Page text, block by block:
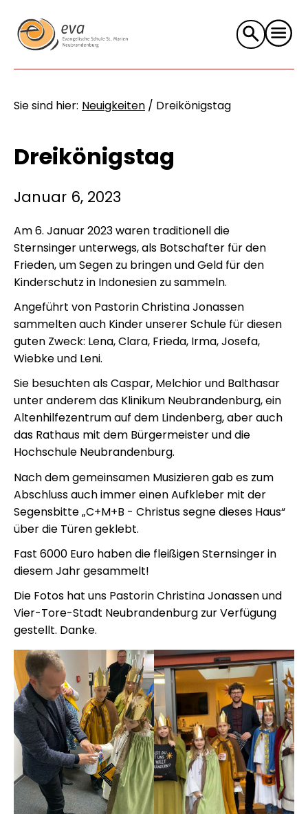
Suche
nach:
Sie sind hier: Neuigkeiten / Dreikönigstag
Dreikönigstag
Januar 6, 2023
Am 6. Januar 2023 waren traditionell die
Sternsinger unterwegs, als Botschafter für den
Frieden, um Segen zu bringen und Geld für den
Kinderschutz in Indonesien zu sammeln.
Angeführt von Pastorin Christina Jonassen
sammelten auch Kinder unserer Schule für diesen
guten Zweck: Lena, Clara, Frieda, Irma, Josefa,
Wiebke und Leni.
Sie besuchten als Caspar, Melchior und Balthasar
unter anderem das Klinikum Neubrandenburg, ein
Altenhilfezentrum auf dem Lindenberg, aber auch
das Rathaus mit dem Bürgermeister und die
Hochschule Neubrandenburg.
Nach dem gemeinsamen Musizieren gab es zum
Abschluss auch immer einen Aufkleber mit der
Segensbitte „C+M+B - Christus segne dieses Haus“
über die Türen geklebt.
Fast 6000 Euro haben die fleißigen Sternsinger in
diesem Jahr gesammelt!
Die Fotos hat uns Pastorin Christina Jonassen und
Vier-Tore-Stadt Neubrandenburg zur Verfügung
gestellt. Danke.